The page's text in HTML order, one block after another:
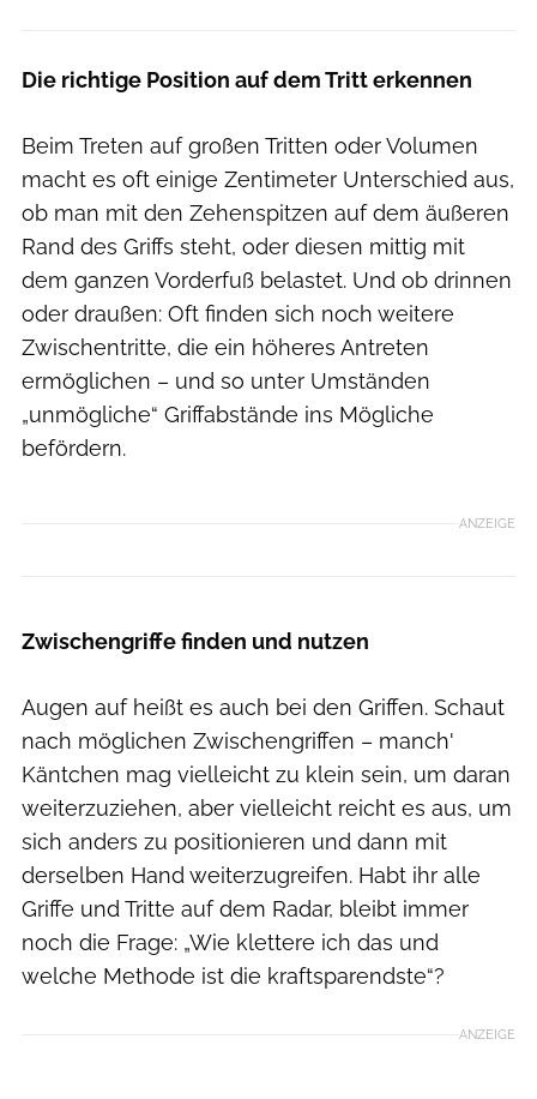
Die richtige Position auf dem Tritt erkennen
Beim Treten auf großen Tritten oder Volumen
macht es oft einige Zentimeter Unterschied aus,
ob man mit den Zehenspitzen auf dem äußeren
Rand des Griffs steht, oder diesen mittig mit
dem ganzen Vorderfuß belastet. Und ob drinnen
oder draußen: Oft finden sich noch weitere
Zwischentritte, die ein höheres Antreten
ermöglichen – und so unter Umständen
„unmögliche“ Griffabstände ins Mögliche
befördern.
ANZEIGE
Zwischengriffe finden und nutzen
Augen auf heißt es auch bei den Griffen. Schaut
nach möglichen Zwischengriffen – manch'
Käntchen mag vielleicht zu klein sein, um daran
weiterzuziehen, aber vielleicht reicht es aus, um
sich anders zu positionieren und dann mit
derselben Hand weiterzugreifen. Habt ihr alle
Griffe und Tritte auf dem Radar, bleibt immer
noch die Frage: „Wie klettere ich das und
welche Methode ist die kraftsparendste“?
ANZEIGE